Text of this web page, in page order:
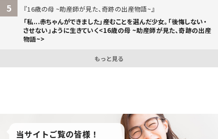
5
16歳の母 ~助産師が見た、奇跡の出産物語~
「私...赤ちゃんができました」――産むことを選んだ少女。「後悔しない・
させない」ように生きていく<16歳の母 ~助産師が見た、奇跡の出産
物語~>
もっと見る
当サイトご覧の皆様！